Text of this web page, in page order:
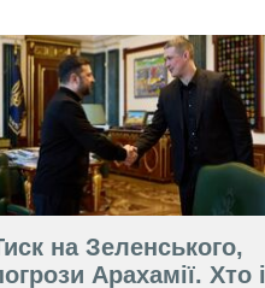
на Зеленського,
Арахамії. Хто і